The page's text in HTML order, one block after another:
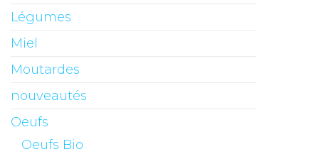
Légumes
Miel
Moutardes
nouveautés
Oeufs
Oeufs Bio